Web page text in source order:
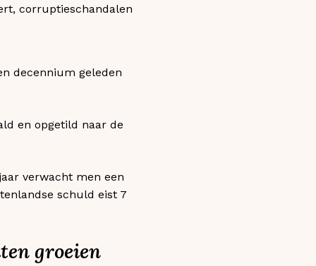
corruptieschandalen
decennium geleden
en opgetild naar de
verwacht men een
schuld eist 7
groeien